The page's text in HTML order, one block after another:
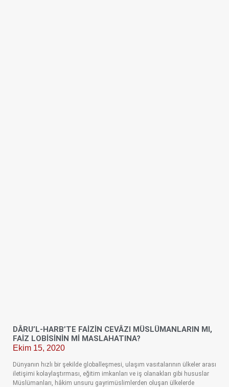
DÂRU’L-HARB’TE FAİZİN CEVÂZI MÜSLÜMANLARIN MI,
FAİZ LOBİSİNİN Mİ MASLAHATINA?
Ekim 15, 2020
Dünyanın hızlı bir şekilde globalleşmesi, ulaşım vasıtalarının ülkeler arası
iletişimi kolaylaştırması, eğitim imkanları ve iş olanakları gibi hususlar
Müslümanları, hâkim unsuru gayrimüslimlerden oluşan ülkelerde